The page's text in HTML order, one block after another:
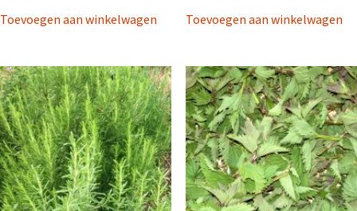
Toevoegen aan winkelwagen Toevoegen aan winkelwagen